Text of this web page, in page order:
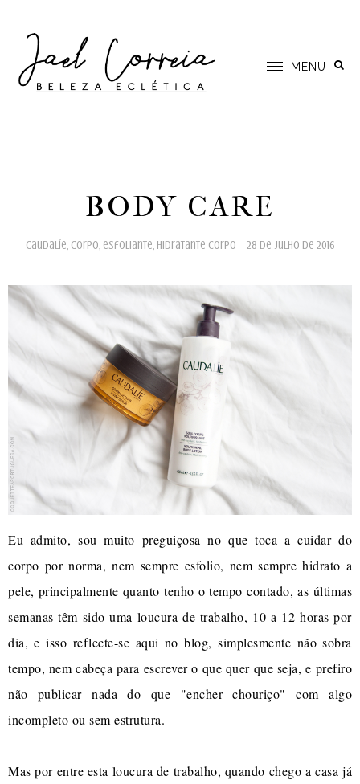
MENU
BODY CARE
caudalíe, corpo, esfoliante, hidratante corpo 28 de julho de 2016
Eu admito, sou muito preguiçosa no que toca a cuidar do
corpo por norma, nem sempre esfolio, nem sempre hidrato a
pele, principalmente quanto tenho o tempo contado, as últimas
semanas têm sido uma loucura de trabalho, 10 a 12 horas por
dia, e isso reflecte-se aqui no blog, simplesmente não sobra
tempo, nem cabeça para escrever o que quer que seja, e prefiro
não publicar nada do que "encher chouriço" com algo
incompleto ou sem estrutura.
Mas por entre esta loucura de trabalho, quando chego a casa já